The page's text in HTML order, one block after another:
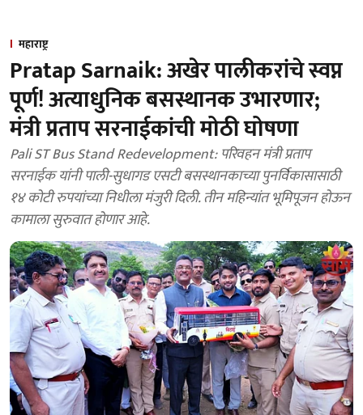
महाराष्ट्र
Pratap Sarnaik: अखेर पालीकरांचे स्वप्न
पूर्ण! अत्याधुनिक बसस्थानक उभारणार;
मंत्री प्रताप सरनाईकांची मोठी घोषणा
Pali ST Bus Stand Redevelopment: परिवहन मंत्री प्रताप
सरनाईक यांनी पाली-सुधागड एसटी बसस्थानकाच्या पुनर्विकासासाठी
१४ कोटी रुपयांच्या निधीला मंजुरी दिली. तीन महिन्यांत भूमिपूजन होऊन
कामाला सुरुवात होणार आहे.